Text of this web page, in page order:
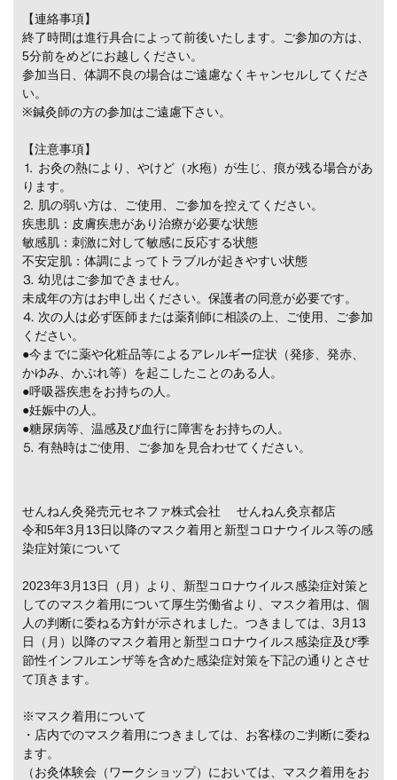
【連絡事項】
終了時間は進行具合によって前後いたします。ご参加の方は、
5分前をめどにお越しください。
参加当日、体調不良の場合はご遠慮なくキャンセルしてくださ
い。
※鍼灸師の方の参加はご遠慮下さい。
【注意事項】
⒈ お灸の熱により、やけど（水疱）が生じ、痕が残る場合があ
ります。
⒉ 肌の弱い方は、ご使用、ご参加を控えてください。
疾患肌：皮膚疾患があり治療が必要な状態
敏感肌：刺激に対して敏感に反応する状態
不安定肌：体調によってトラブルが起きやすい状態
⒊ 幼児はご参加できません。
未成年の方はお申し出ください。保護者の同意が必要です。
⒋ 次の人は必ず医師または薬剤師に相談の上、ご使用、ご参加
ください。
●今までに薬や化粧品等によるアレルギー症状（発疹、発赤、
かゆみ、かぶれ等）を起こしたことのある人。
●呼吸器疾患をお持ちの人。
●妊娠中の人。
●糖尿病等、温感及び血行に障害をお持ちの人。
⒌ 有熱時はご使用、ご参加を見合わせてください。
せんねん灸発売元セネファ株式会社 せんねん灸京都店
令和5年3月13日以降のマスク着用と新型コロナウイルス等の感
染症対策について
2023年3月13日（月）より、新型コロナウイルス感染症対策と
してのマスク着用について厚生労働省より、マスク着用は、個
人の判断に委ねる方針が示されました。つきましては、3月13
日（月）以降のマスク着用と新型コロナウイルス感染症及び季
節性インフルエンザ等を含めた感染症対策を下記の通りとさせ
て頂きます。
※マスク着用について
・店内でのマスク着用につきましては、お客様のご判断に委ね
ます。
（お灸体験会（ワークショップ）においては、マスク着用をお